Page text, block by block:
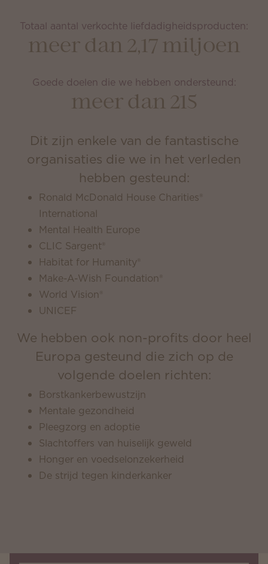
Totaal aantal verkochte liefdadigheidsproducten:
meer dan 2,17 miljoen
Goede doelen die we hebben ondersteund:
meer dan 215
Dit zijn enkele van de fantastische
organisaties die we in het verleden
hebben gesteund:
Ronald McDonald House Charities®
International
Mental Health Europe
CLIC Sargent®
Habitat for Humanity®
Make-A-Wish Foundation®
World Vision®
UNICEF
We hebben ook non-profits door heel
Europa gesteund die zich op de
volgende doelen richten:
Borstkankerbewustzijn
Mentale gezondheid
Pleegzorg en adoptie
Slachtoffers van huiselijk geweld
Honger en voedselonzekerheid
De strijd tegen kinderkanker